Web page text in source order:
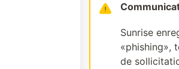
Sunrise
«phishing»,
de